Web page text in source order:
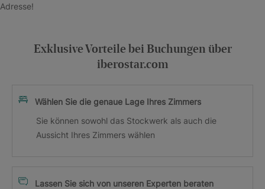
Adresse!
Exklusive Vorteile bei Buchungen über
iberostar.com
Wählen Sie die genaue Lage Ihres Zimmers
Sie können sowohl das Stockwerk als auch die
Aussicht Ihres Zimmers wählen
Lassen Sie sich von unseren Experten beraten